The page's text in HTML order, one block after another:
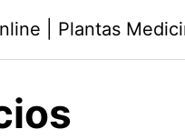
| Plantas